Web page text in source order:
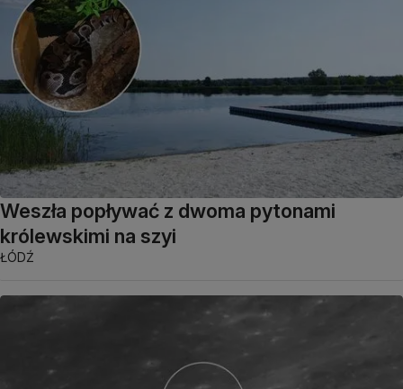
Weszła popływać z dwoma pytonami
królewskimi na szyi
ŁÓDŹ